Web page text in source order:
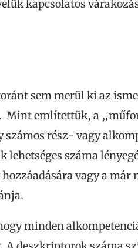
kapcsolatos
sem merül ki az
Mint említettük, a
rész- vagy
lehetséges száma
vagy a már
minden